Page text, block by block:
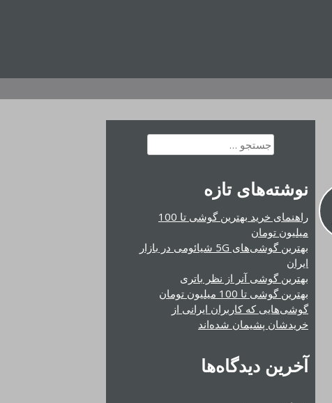
جستجو
برای:
نوشته‌های تازه
راهنمای خرید بهترین گوشی تا 100
میلیون تومان
بهترین گوشی‌های 5G شیائومی در بازار
ایران
بهترین گوشی آنر از نظر باتری
بهترین گوشی تا 100 میلیون تومان
گوشی‌هایی که کاربران ایرانی از
خریدشان پشیمان شده‌اند
آخرین دیدگاه‌ها